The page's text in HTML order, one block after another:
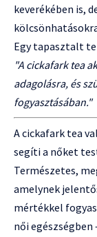
keverékében is,
Egy tapasztalt
"A cickafark tea
adagolásra, és
fogyasztásában."
A cickafark tea
segíti a nőket
Természetes,
amelynek
mértékkel
női